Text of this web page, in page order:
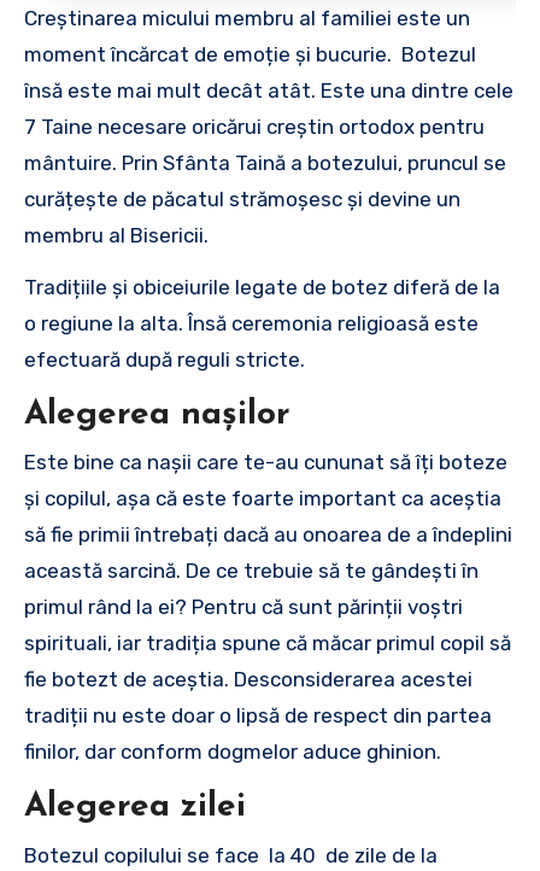
Creștinarea micului membru al familiei este un
moment încărcat de emoție și bucurie. Botezul
însă este mai mult decât atât. Este una dintre cele
7 Taine necesare oricărui creștin ortodox pentru
mântuire. Prin Sfânta Taină a botezului, pruncul se
curățește de păcatul strămoșesc și devine un
membru al Bisericii.
Tradițiile și obiceiurile legate de botez diferă de la
o regiune la alta. Însă ceremonia religioasă este
efectuară după reguli stricte.
Alegerea nașilor
Este bine ca nașii care te-au cununat să îți boteze
și copilul, așa că este foarte important ca aceștia
să fie primii întrebați dacă au onoarea de a îndeplini
această sarcină. De ce trebuie să te gândești în
primul rând la ei? Pentru că sunt părinții voștri
spirituali, iar tradiția spune că măcar primul copil să
fie botezt de aceștia. Desconsiderarea acestei
tradiții nu este doar o lipsă de respect din partea
finilor, dar conform dogmelor aduce ghinion.
Alegerea zilei
Botezul copilului se face la 40 de zile de la